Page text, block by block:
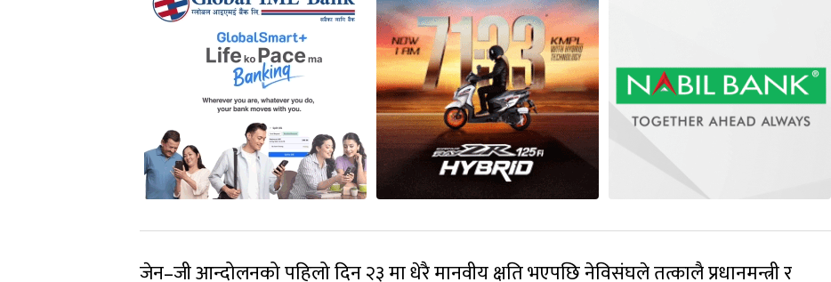
जेन–जी आन्दोलनको पहिलो दिन २३ मा धेरै मानवीय क्षति भएपछि नेविसंघले तत्कालै प्रधानमन्त्री र